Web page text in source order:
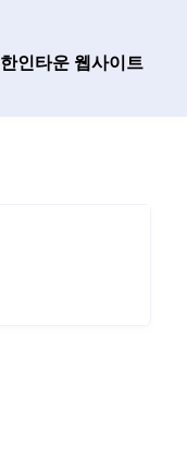
한인타운 웹사이트